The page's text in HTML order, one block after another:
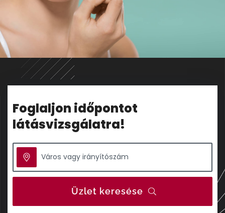
Foglaljon időpontot
látásvizsgálatra!
Üzlet keresése